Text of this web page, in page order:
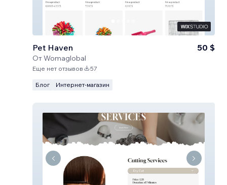
Pet Haven
ОтWomaglobal
50 $
Еще нет отзывов 57
Блог Интернет-магазин